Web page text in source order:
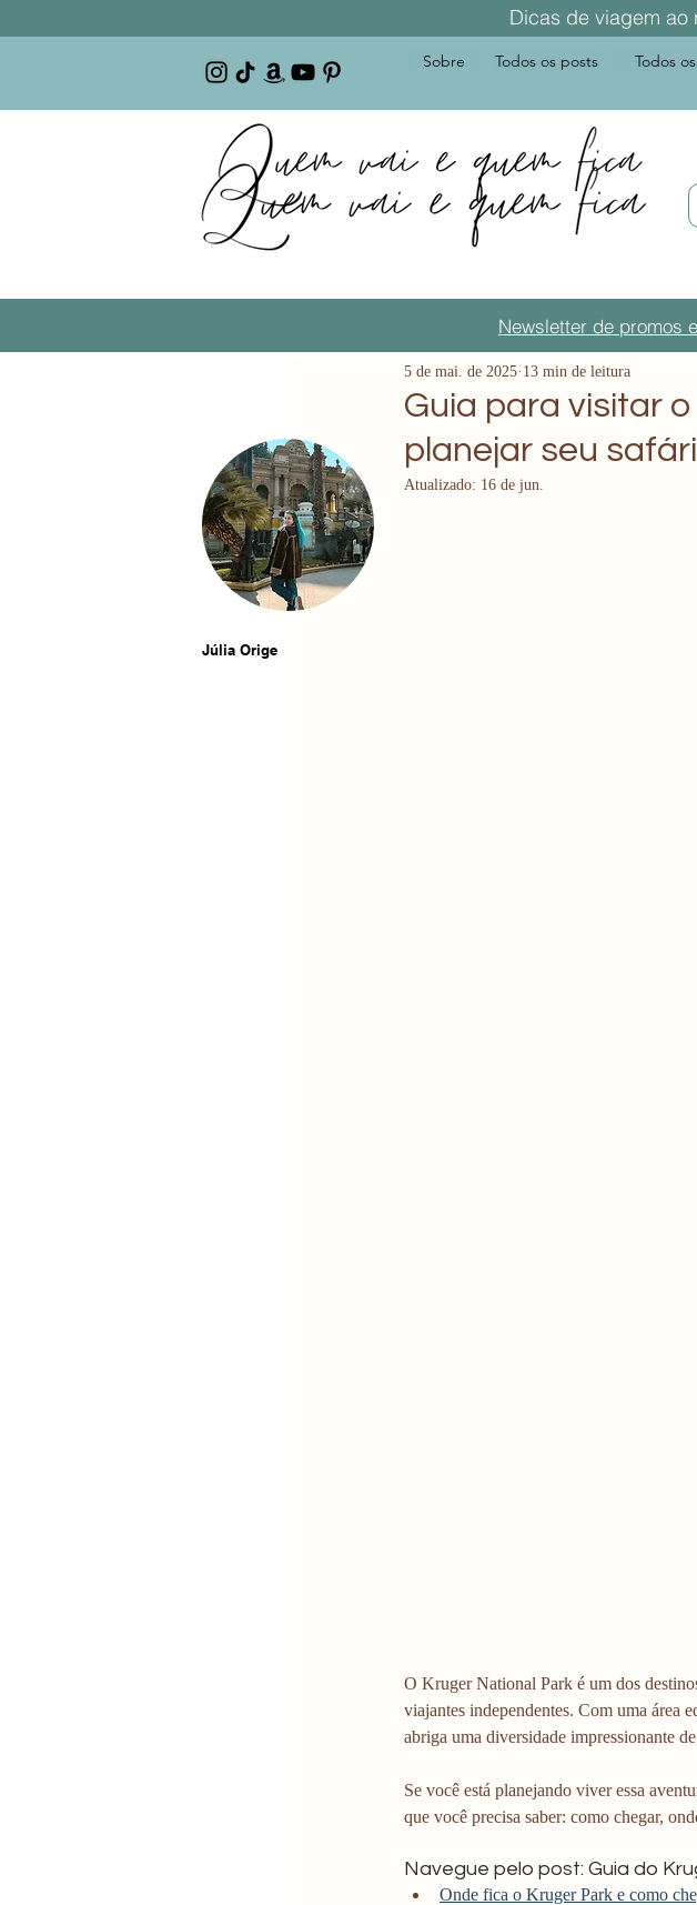
Dicas de viagem
Sobre Todos os posts Todos
Newsletter de promos
Guia para visitar
planejar seu
5 de mai. de 2025 13 min de leitura
Atualizado: 16 de jun.
O Kruger National Park é um dos
viajantes independentes. Com uma área
abriga uma diversidade impressionante
Se você está planejando viver essa
que você precisa saber: como chegar,
Navegue pelo post: Guia do
Onde fica o Kruger Park e como
Júlia Orige